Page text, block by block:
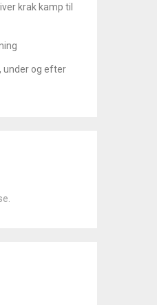
krak kamp til
under og efter